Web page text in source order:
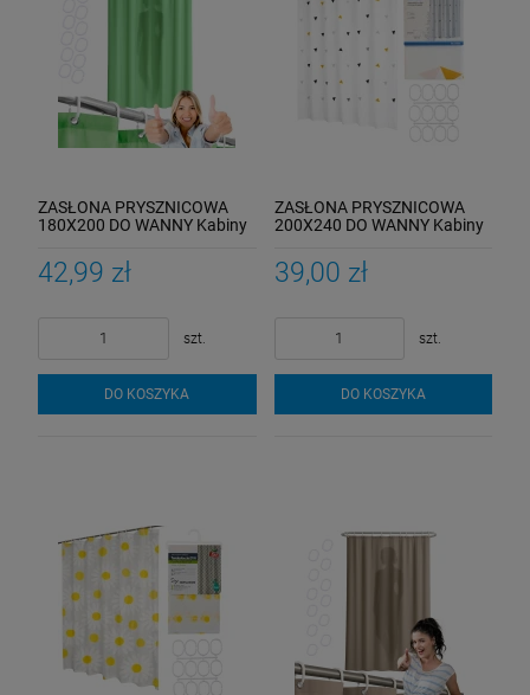
ZASŁONA PRYSZNICOWA
180X200 DO WANNY Kabiny
Zielona
42,99 zł
szt.
DO KOSZYKA
ZASŁONA PRYSZNICOWA
200X240 DO WANNY Kabiny
39,00 zł
szt.
DO KOSZYKA